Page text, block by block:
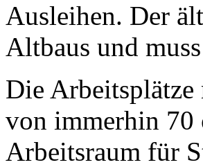
Ausleihen. Der
Altbaus und
Die
von immerhin 70
Arbeitsraum für